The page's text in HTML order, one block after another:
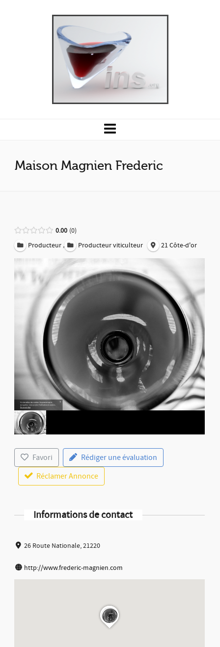
Maison Magnien Frederic
0.00 0
Producteur , Producteur viticulteur 21 Côte-d'or
Favori
Rédiger une évaluation
Réclamer Annonce
Informations de contact
26 Route Nationale, 21220
http://www.frederic-magnien.com